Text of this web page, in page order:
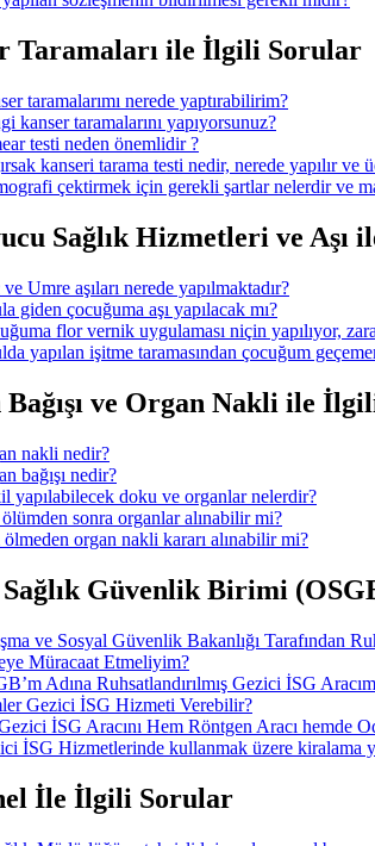
Taramaları ile İlgili Sorular
taramalarımı nerede yaptırabilirim?
kanser taramalarını yapıyorsunuz?
testi neden önemlidir ?
kanseri tarama testi nedir, nerede yapılır ve
çektirmek için gerekli şartlar nelerdir ve
Sağlık Hizmetleri ve Aşı
Umre aşıları nerede yapılmaktadır?
giden çocuğuma aşı yapılacak mı?
flor vernik uygulaması niçin yapılıyor,
yapılan işitme taramasından çocuğum
Bağışı ve Organ Nakli ile
nakli nedir?
bağışı nedir?
yapılabilecek doku ve organlar nelerdir?
sonra organlar alınabilir mi?
organ nakli kararı alınabilir mi?
Güvenlik Birimi
ve Sosyal Güvenlik Bakanlığı Tarafından
Müracaat Etmeliyim?
Adına Ruhsatlandırılmış Gezici İSG
Gezici İSG Hizmeti Verebilir?
İSG Aracını Hem Röntgen Aracı hemde
İSG Hizmetlerinde kullanmak üzere kiralama
İle İlgili Sorular